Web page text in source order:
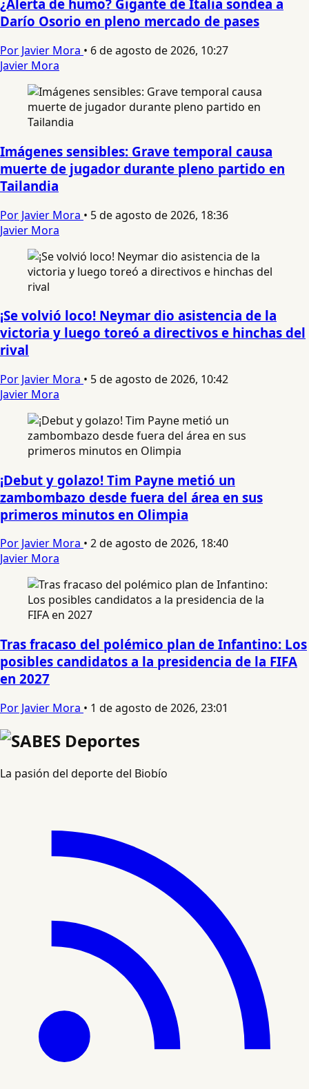
¿Alerta de humo? Gigante de Italia sondea a
Darío Osorio en pleno mercado de pases
Por Javier Mora • 6 de agosto de 2026, 10:27
Javier Mora
Imágenes sensibles: Grave temporal causa
muerte de jugador durante pleno partido en
Tailandia
Por Javier Mora • 5 de agosto de 2026, 18:36
Javier Mora
¡Se volvió loco! Neymar dio asistencia de la
victoria y luego toreó a directivos e hinchas del
rival
Por Javier Mora • 5 de agosto de 2026, 10:42
Javier Mora
¡Debut y golazo! Tim Payne metió un
zambombazo desde fuera del área en sus
primeros minutos en Olimpia
Por Javier Mora • 2 de agosto de 2026, 18:40
Javier Mora
Tras fracaso del polémico plan de Infantino: Los
posibles candidatos a la presidencia de la FIFA
en 2027
Por Javier Mora • 1 de agosto de 2026, 23:01
La pasión del deporte del Biobío